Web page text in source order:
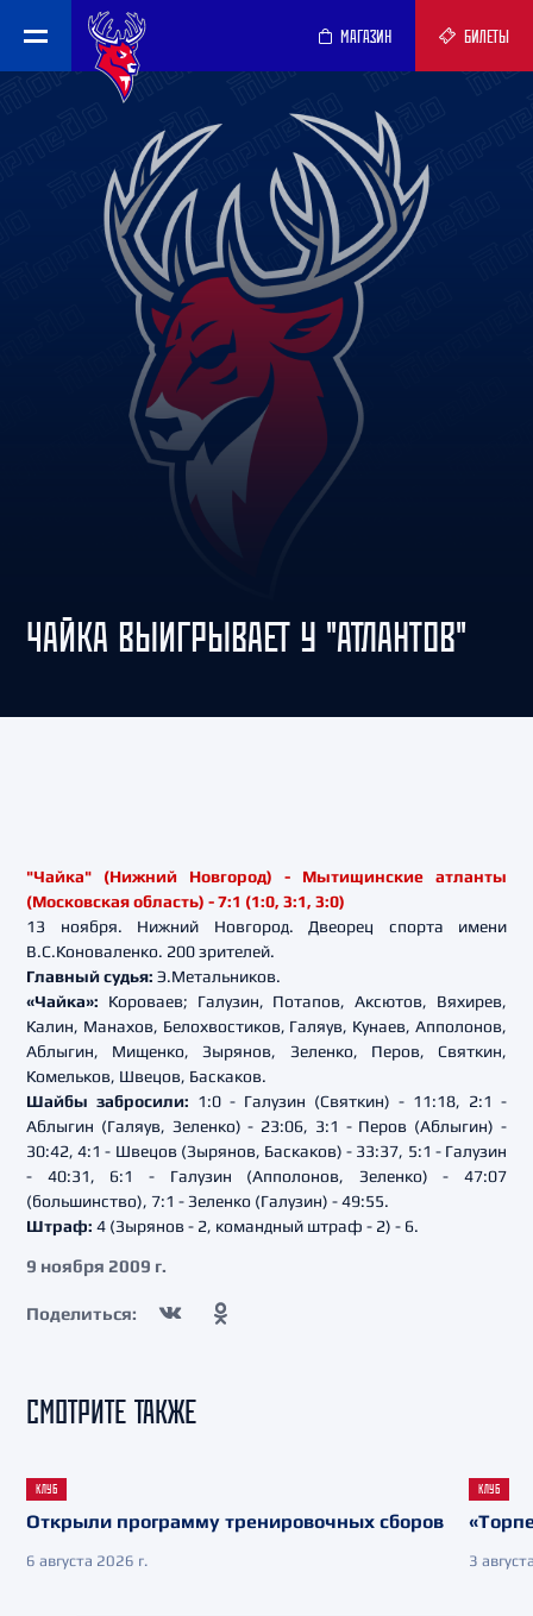
МАГАЗИН БИЛЕТЫ
ЧАЙКА ВЫИГРЫВАЕТ У "АТЛАНТОВ"
"Чайка" (Нижний Новгород) - Мытищинские атланты
(Московская область) - 7:1 (1:0, 3:1, 3:0)
13 ноября. Нижний Новгород. Двеорец спорта имени
В.С.Коноваленко. 200 зрителей.
Главный судья: Э.Метальников.
«Чайка»: Короваев; Галузин, Потапов, Аксютов, Вяхирев,
Калин, Манахов, Белохвостиков, Галяув, Кунаев, Апполонов,
Аблыгин, Мищенко, Зырянов, Зеленко, Перов, Святкин,
Комельков, Швецов, Баскаков.
Шайбы забросили: 1:0 - Галузин (Святкин) - 11:18, 2:1 -
Аблыгин (Галяув, Зеленко) - 23:06, 3:1 - Перов (Аблыгин) -
30:42, 4:1 - Швецов (Зырянов, Баскаков) - 33:37, 5:1 - Галузин
- 40:31, 6:1 - Галузин (Апполонов, Зеленко) - 47:07
(большинство), 7:1 - Зеленко (Галузин) - 49:55.
Штраф: 4 (Зырянов - 2, командный штраф - 2) - 6.
9 ноября 2009 г.
Поделиться:
СМОТРИТЕ ТАКЖЕ
КЛУБ
Открыли программу тренировочных сборов
6 августа 2026 г.
КЛУБ
3